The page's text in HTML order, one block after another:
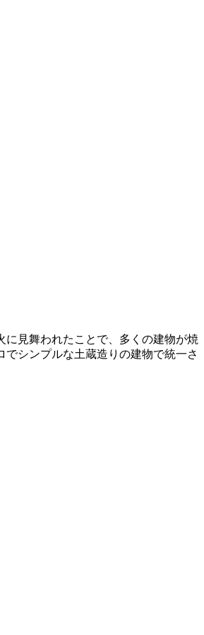
に見舞われたことで、多くの建物が焼
シンプルな土蔵造りの建物で統一さ